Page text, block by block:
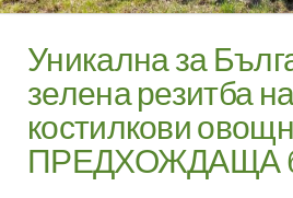
Уникална за
зелена резитба на
костилкови
ПРЕДХОЖДАЩА